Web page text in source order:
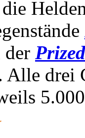
der
Alle drei